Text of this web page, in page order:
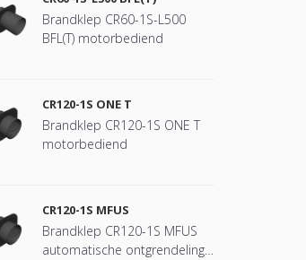
Brandklep CR60-1S-L500
BFL(T) motorbediend
CR120-1S ONE T
Brandklep CR120-1S ONE T
motorbediend
CR120-1S MFUS
Brandklep CR120-1S MFUS
automatische ontgrendeling